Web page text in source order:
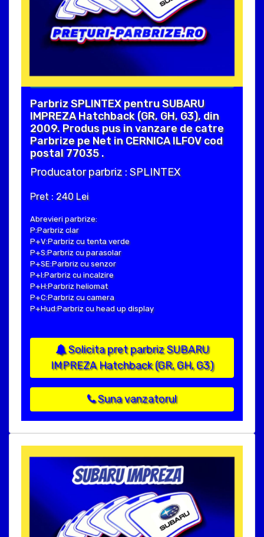
Parbriz SPLINTEX pentru SUBARU
IMPREZA Hatchback (GR, GH, G3), din
2009. Produs pus in vanzare de catre
Parbrize pe Net in CERNICA ILFOV cod
postal 77035 .
Producator parbriz : SPLINTEX
Pret : 240 Lei
Abrevieri parbrize:
P:Parbriz clar
P+V:Parbriz cu tenta verde
P+S:Parbriz cu parasolar
P+SE:Parbriz cu senzor
P+I:Parbriz cu incalzire
P+H:Parbriz heliomat
P+C:Parbriz cu camera
P+Hud:Parbriz cu head up display
Solicita pret parbriz SUBARU
IMPREZA Hatchback (GR, GH, G3)
Suna vanzatorul